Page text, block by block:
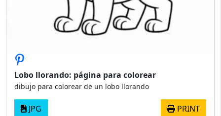
Lobo llorando: página para colorear
dibujo para colorear de un lobo llorando
JPG PRINT